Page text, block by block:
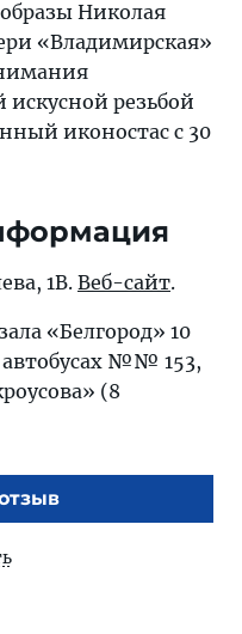
Николая
«Владимирская»
резьбой
иконостас с 30
1В. Веб-сайт.
«Белгород» 10
№№ 153,
(8